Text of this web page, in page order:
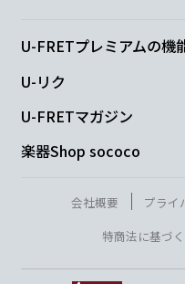
U-FRETプレミアムの機
U-リク
U-FRETマガジン
楽器Shop sococo
会社概要 プライ
特商法に基づ